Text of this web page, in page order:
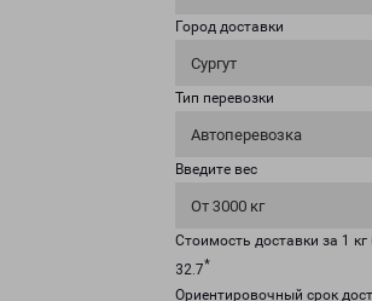
Город доставки
Сургут
Тип перевозки
Автоперевозка
Введите вес
От 3000 кг
Стоимость доставки за 1
32.7*
Ориентировочный срок